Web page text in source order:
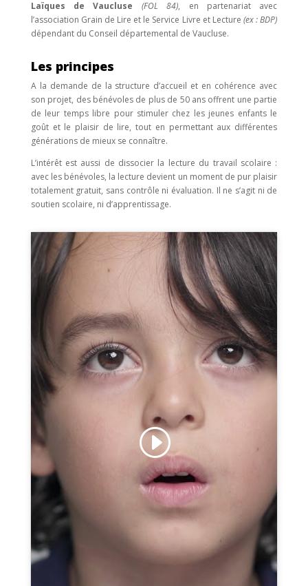
Laïques de Vaucluse
(FOL 84), en partenariat avec
l’association Grain de Lire et le Service Livre et Lecture (ex : BDP)
dépendant du Conseil départemental de Vaucluse.
Les principes
A la demande de la structure d’accueil et en cohérence avec
son projet, des bénévoles de plus de 50 ans offrent une partie
de leur temps libre pour stimuler chez les jeunes enfants le
goût et le plaisir de lire, tout en permettant aux différentes
générations de mieux se connaître.
L’intérêt est aussi de dissocier la lecture du travail scolaire :
avec les bénévoles, la lecture devient un moment de pur plaisir
totalement gratuit, sans contrôle ni évaluation. Il ne s’agit ni de
soutien scolaire, ni d’apprentissage.
Cliquez pour accepter les cookies
marketing et activer ce contenu